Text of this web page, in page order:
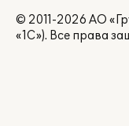
© 2011-2026 АО
«1С»). Все права